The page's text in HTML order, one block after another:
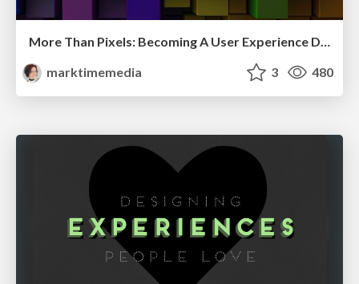
marktimemedia
3 480